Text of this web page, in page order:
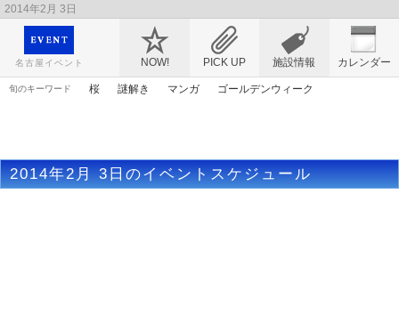
2014年2月 3日
映画や音楽コンサート、レジャーやアート、テレビ、ショップ、出会い、転職まで名古
屋のイベント情報を幅広く掲載
名古屋イベント NOW! PICK UP カレンダー
施設情報
旬のキーワード 桜 謎解き マンガ
ゴールデンウィーク
2014年2月 3日のイベントスケジュール